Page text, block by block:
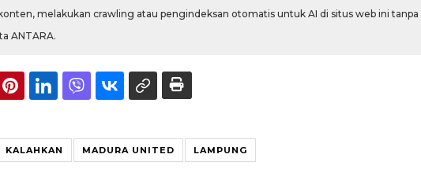
melakukan crawling atau pengindeksan otomatis untuk AI di situs web ini tanpa
ANTARA.
KALAHKAN MADURA UNITED LAMPUNG